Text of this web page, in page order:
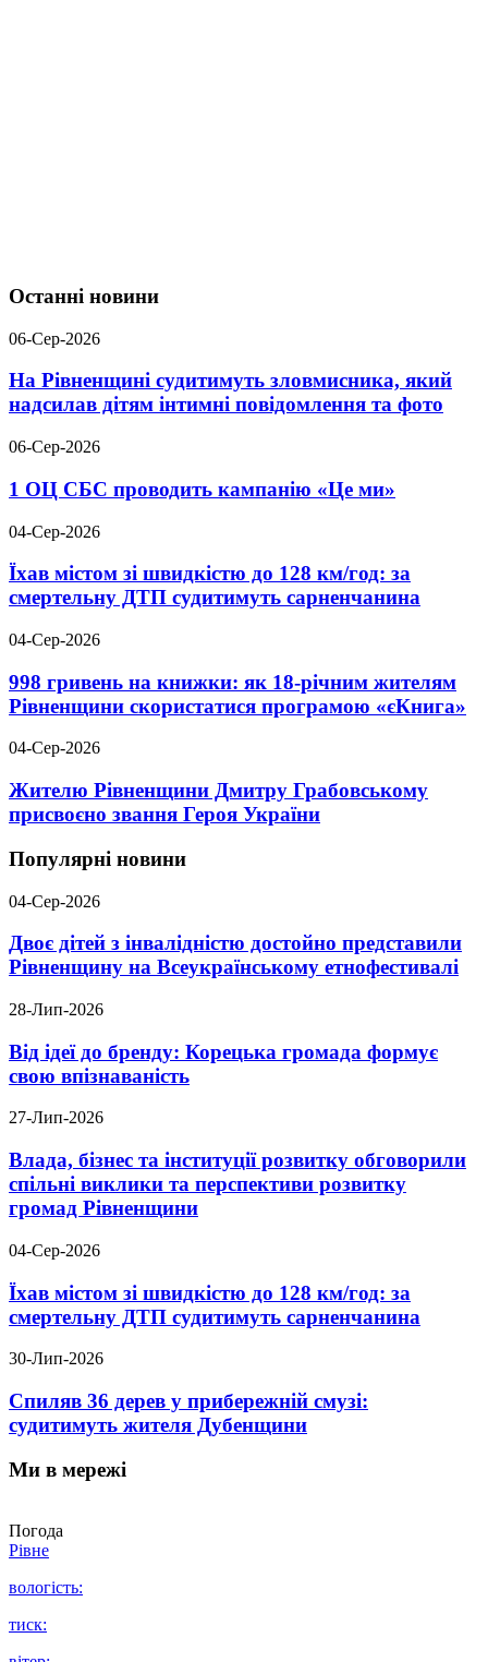
Останні новини
06-Сер-2026
На Рівненщині судитимуть зловмисника, який
надсилав дітям інтимні повідомлення та фото
06-Сер-2026
1 ОЦ СБС проводить кампанію «Це ми»
04-Сер-2026
Їхав містом зі швидкістю до 128 км/год: за
смертельну ДТП судитимуть сарненчанина
04-Сер-2026
998 гривень на книжки: як 18-річним жителям
Рівненщини скористатися програмою «єКнига»
04-Сер-2026
Жителю Рівненщини Дмитру Грабовському
присвоєно звання Героя України
Популярні новини
04-Сер-2026
Двоє дітей з інвалідністю достойно представили
Рівненщину на Всеукраїнському етнофестивалі
28-Лип-2026
Від ідеї до бренду: Корецька громада формує
свою впізнаваність
27-Лип-2026
Влада, бізнес та інституції розвитку обговорили
спільні виклики та перспективи розвитку
громад Рівненщини
04-Сер-2026
Їхав містом зі швидкістю до 128 км/год: за
смертельну ДТП судитимуть сарненчанина
30-Лип-2026
Спиляв 36 дерев у прибережній смузі:
судитимуть жителя Дубенщини
Ми в мережі
Погода
Рівне
вологість:
тиск: